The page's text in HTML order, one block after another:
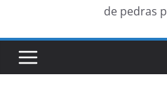
de pedras